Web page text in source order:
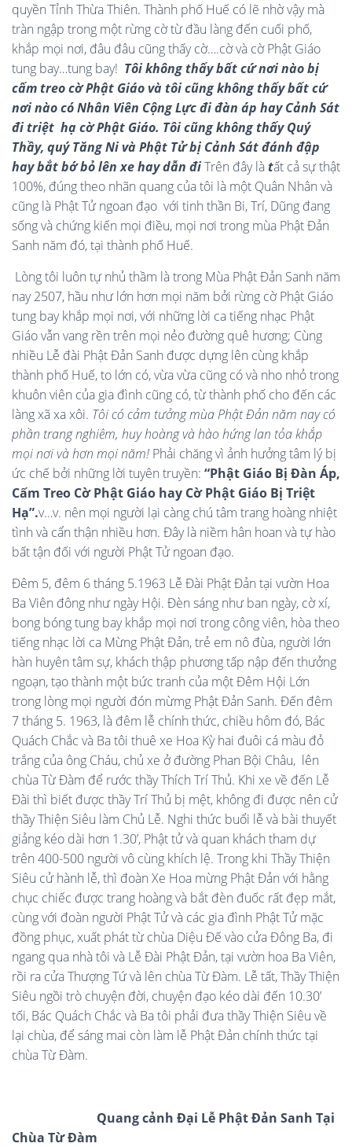
quyền Tỉnh Thừa Thiên. Thành phố Huế có lẽ nhờ vậy mà
tràn ngập trong một rừng cờ từ đầu làng đến cuối phố,
khắp mọi nơi, đâu đâu cũng thấy cờ….cờ và cờ Phật Giáo
tung bay…tung bay! Tôi không thấy bất cứ nơi nào bị
cấm treo cờ Phật Giáo và tôi cũng không thấy bất cứ
nơi nào có Nhân Viên Cộng Lực đi đàn áp hay Cảnh Sát
đi triệt hạ cờ Phật Giáo. Tôi cũng không thấy Quý
Thầy, quý Tăng Ni và Phật Tử bị Cảnh Sát đánh đập
hay bắt bớ bỏ lên xe hay dẫn điTrên đây làtất cả sự thật
100%, đúng theo nhãn quang của tôi là một Quân Nhân và
cũng là Phật Tử ngoan đạo với tinh thần Bi, Trí, Dũng đang
sống và chứng kiến mọi điều, mọi nơi trong mùa Phật Đản
Sanh năm đó, tại thành phố Huế.
Lòng tôi luôn tự nhủ thầm là trong Mùa Phật Đản Sanh năm
nay 2507, hầu như lớn hơn mọi năm bởi rừng cờ Phật Giáo
tung bay khắp mọi nơi, với những lời ca tiếng nhạc Phật
Giáo vẫn vang rền trên mọi nẻo đường quê hương; Cùng
nhiều Lễ đài Phật Đản Sanh được dựng lên cùng khắp
thành phố Huế, to lớn có, vừa vừa cũng có và nho nhỏ trong
khuôn viên của gia đình cũng có, từ thành phố cho đến các
làng xã xa xôi. Tôi có cảm tưởng mùa Phật Đản năm nay có
phần trang nghiêm, huy hoàng và hào hứng lan tỏa khắp
mọi nơi và hơn mọi năm! Phải chăng vì ảnh hưởng tâm lý bị
ức chế bởi những lời tuyên truyền: “Phật Giáo Bị Đàn Áp,
Cấm Treo Cờ Phật Giáo hay Cờ Phật Giáo Bị Triệt
Hạ”.v…v. nên mọi người lại càng chú tâm trang hoàng nhiệt
tình và cẩn thận nhiều hơn. Đây là niềm hân hoan và tự hào
bất tận đối với người Phật Tử ngoan đạo.
Đêm 5, đêm 6 tháng 5.1963 Lễ Đài Phật Đản tại vườn Hoa
Ba Viên đông như ngày Hội. Đèn sáng như ban ngày, cờ xí,
bong bóng tung bay khắp mọi nơi trong công viên, hòa theo
tiếng nhạc lời ca Mừng Phật Đản, trẻ em nô đùa, người lớn
hàn huyên tâm sự, khách thập phương tấp nập đến thưởng
ngoạn, tạo thành một bức tranh của một Đêm Hội Lớn
trong lòng mọi người đón mừmg Phật Đản Sanh. Đến đêm
7 tháng 5. 1963, là đêm lễ chính thức, chiều hôm đó, Bác
Quách Chắc và Ba tôi thuê xe Hoa Kỳ hai đuôi cá màu đỏ
trắng của ông Cháu, chủ xe ở đường Phan Bội Châu, lên
chùa Từ Đàm để rước thầy Thích Trí Thủ. Khi xe về đến Lễ
Đài thì biết được thầy Trí Thủ bị mệt, không đi được nên cử
thầy Thiện Siêu làm Chủ Lễ. Nghi thức buổi lễ và bài thuyết
giảng kéo dài hơn 1.30’, Phật tử và quan khách tham dự
trên 400-500 người vô cùng khích lệ. Trong khi Thầy Thiện
Siêu cử hành lễ, thì đoàn Xe Hoa mừng Phật Đản với hằng
chục chiếc được trang hoàng và bắt đèn đuốc rất đẹp mắt,
cùng với đoàn người Phật Tử và các gia đình Phật Tử mặc
đồng phục, xuất phát từ chùa Diệu Đế vào cửa Đông Ba, đi
ngang qua nhà tôi và Lễ Đài Phật Đản, tại vườn hoa Ba Viên,
rồi ra cửa Thượng Tứ và lên chùa Từ Đàm. Lễ tất, Thầy Thiện
Siêu ngồi trò chuyện đời, chuyện đạo kéo dài đến 10.30’
tối, Bác Quách Chắc và Ba tôi phải đưa thầy Thiện Siêu về
lại chùa, để sáng mai còn làm lễ Phật Đản chính thức tại
chùa Từ Đàm.
Quang cảnh Đại Lễ Phật Đản Sanh Tại
Chùa Từ Đàm